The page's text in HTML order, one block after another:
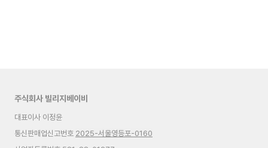
주식회사 빌리지베이비
대표이사 이정윤
통신판매업신고번호 2025-서울영등포-0160